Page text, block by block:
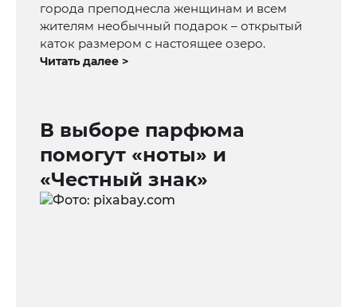
города преподнесла женщинам и всем
жителям необычный подарок – открытый
каток размером с настоящее озеро.
Читать далее >
В выборе парфюма
помогут «ноты» и
«Честный знак»